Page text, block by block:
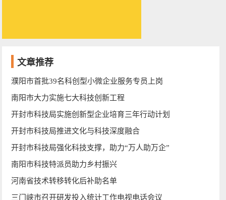
文章推荐
濮阳市首批39名科创型小微企业服务专员上岗
南阳市大力实施七大科技创新工程
开封市科技局实施创新型企业培育三年行动计划
开封市科技局推进文化与科技深度融合
开封市科技局强化科技支撑，助力“万人助万企”
南阳市科技特派员助力乡村振兴
河南省技术转移转化后补助名单
三门峡市召开研发投入统计工作电视电话会议